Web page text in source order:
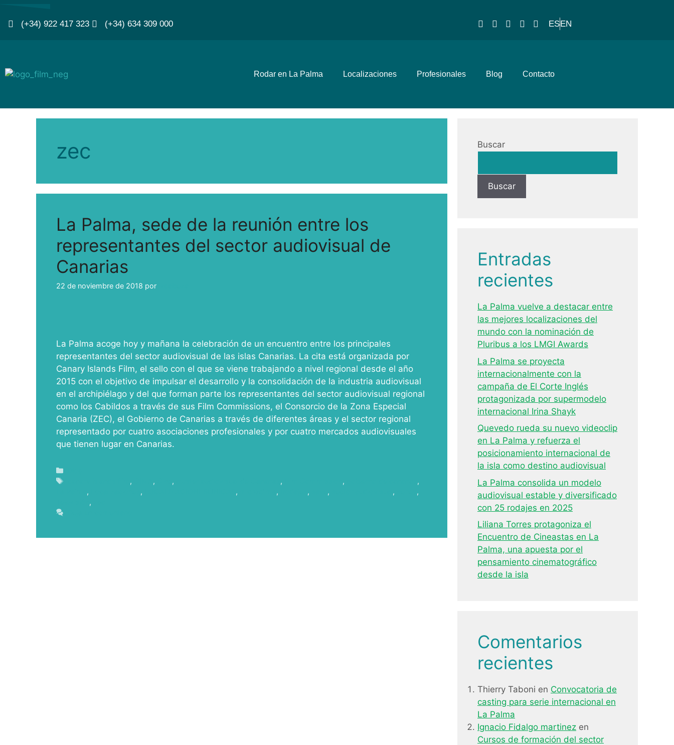
(+34) 922 417 323 (+34) 634 309 000 ESEN
Rodar en La Palma Localizaciones Profesionales Blog Contacto
zec
La Palma, sede de la reunión entre los
representantes del sector audiovisual de
Canarias
22 de noviembre de 2018 por
La Palma acoge hoy y mañana la celebración de un encuentro entre los principales
representantes del sector audiovisual de las islas Canarias. La cita está organizada por
Canary Islands Film, el sello con el que se viene trabajando a nivel regional desde el año
2015 con el objetivo de impulsar el desarrollo y la consolidación de la industria audiovisual
en el archipiélago y del que forman parte los representantes del sector audiovisual regional
como los Cabildos a través de sus Film Commissions, el Consorcio de la Zona Especial
Canaria (ZEC), el Gobierno de Canarias a través de diferentes áreas y el sector regional
representado por cuatro asociaciones profesionales y por cuatro mercados audiovisuales
que tienen lugar en Canarias.
, , , , ,
,
, , , , , , ,
,
,
Buscar
Buscar
Entradas
recientes
La Palma vuelve a destacar entre
las mejores localizaciones del
mundo con la nominación de
Pluribus a los LMGI Awards
La Palma se proyecta
internacionalmente con la
campaña de El Corte Inglés
protagonizada por supermodelo
internacional Irina Shayk
Quevedo rueda su nuevo videoclip
en La Palma y refuerza el
posicionamiento internacional de
la isla como destino audiovisual
La Palma consolida un modelo
audiovisual estable y diversificado
con 25 rodajes en 2025
Liliana Torres protagoniza el
Encuentro de Cineastas en La
Palma, una apuesta por el
pensamiento cinematográfico
desde la isla
Comentarios
recientes
Thierry Taboni en Convocatoria de
casting para serie internacional en
La Palma
Ignacio Fidalgo martinez en
Cursos de formación del sector